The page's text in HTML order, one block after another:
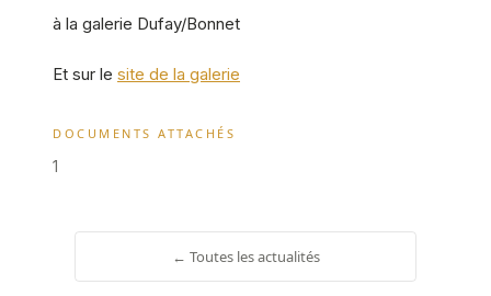
à la galerie Dufay/Bonnet
Et sur le site de la galerie
DOCUMENTS ATTACHÉS
1
← Toutes les actualités